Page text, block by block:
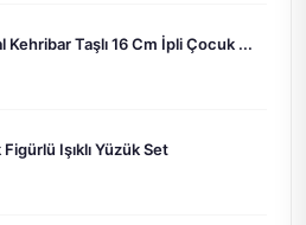
Kehribar Taşlı 16 Cm İpli Çocuk ...
Figürlü Işıklı Yüzük Set